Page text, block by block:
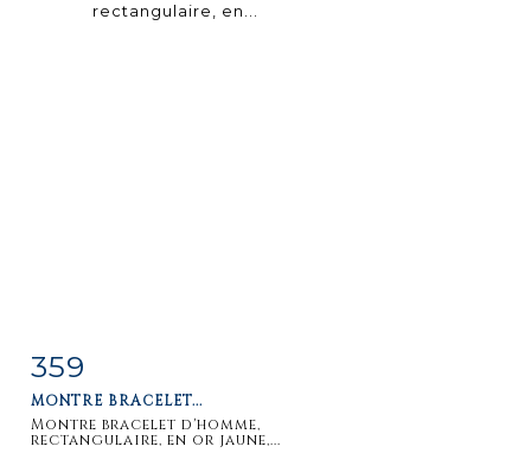
Item detail
359
MONTRE BRACELET...
Montre bracelet d'homme,
rectangulaire, en or jaune,...